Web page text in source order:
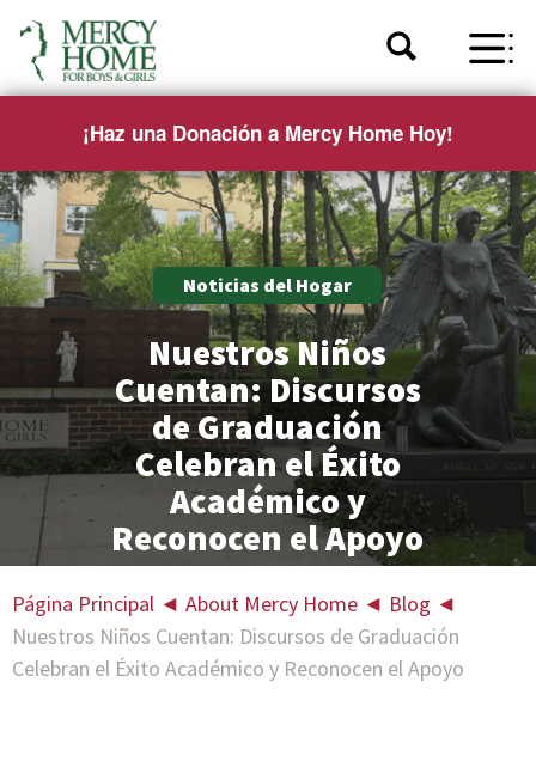
¡Haz una Donación a Mercy Home Hoy!
Noticias del Hogar
Nuestros Niños
Cuentan: Discursos
de Graduación
Celebran el Éxito
Académico y
Reconocen el Apoyo
Página Principal ◄ About Mercy Home ◄ Blog ◄
Nuestros Niños Cuentan: Discursos de Graduación
Celebran el Éxito Académico y Reconocen el Apoyo